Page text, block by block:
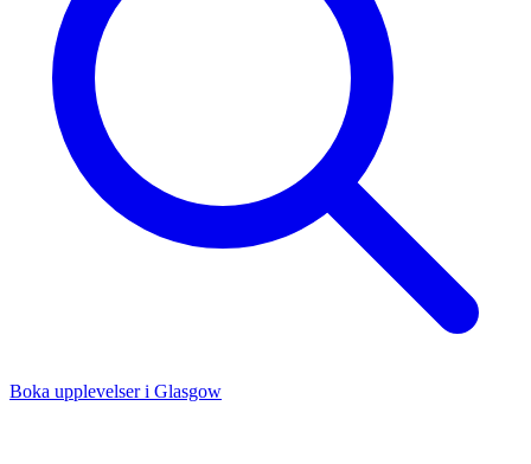
Boka upplevelser i Glasgow